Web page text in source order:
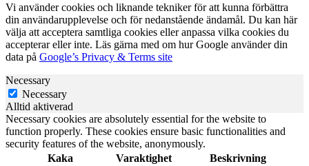
Vi använder cookies och liknande tekniker för att kunna förbättra
din användarupplevelse och för nedanstående ändamål. Du kan här
välja att acceptera samtliga cookies eller anpassa vilka cookies du
accepterar eller inte. Läs gärna med om hur Google använder din
data på Google’s Privacy & Terms site
Necessary
Necessary
Alltid aktiverad
Necessary cookies are absolutely essential for the website to
function properly. These cookies ensure basic functionalities and
security features of the website, anonymously.
Kaka
Varaktighet Beskrivning